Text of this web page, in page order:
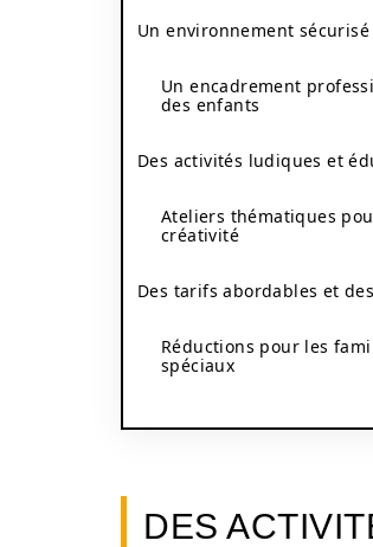
Un environnement
Un encadrement
des enfants
Des activités ludiques et
Ateliers thématiques
créativité
Des tarifs abordables et
Réductions pour les
spéciaux
DES